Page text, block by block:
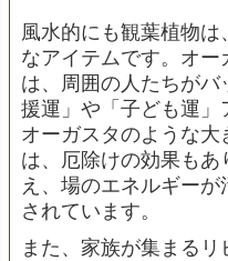
風水的にも観葉植物
なアイテムです。オ
は、周囲の人たちが
援運」や「子ども運
オーガスタのような
は、厄除けの効果も
え、場のエネルギー
されています。
また、家族が集まる